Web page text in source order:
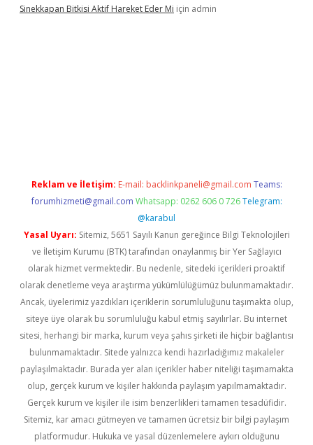
Sinekkapan Bitkisi Aktif Hareket Eder Mi için admin
Reklam ve İletişim: E-mail: backlinkpaneli@gmail.com Teams:
forumhizmeti@gmail.com Whatsapp: 0262 606 0 726 Telegram:
@karabul
Yasal Uyarı: Sitemiz, 5651 Sayılı Kanun gereğince Bilgi Teknolojileri
ve İletişim Kurumu (BTK) tarafından onaylanmış bir Yer Sağlayıcı
olarak hizmet vermektedir. Bu nedenle, sitedeki içerikleri proaktif
olarak denetleme veya araştırma yükümlülüğümüz bulunmamaktadır.
Ancak, üyelerimiz yazdıkları içeriklerin sorumluluğunu taşımakta olup,
siteye üye olarak bu sorumluluğu kabul etmiş sayılırlar. Bu internet
sitesi, herhangi bir marka, kurum veya şahıs şirketi ile hiçbir bağlantısı
bulunmamaktadır. Sitede yalnızca kendi hazırladığımız makaleler
paylaşılmaktadır. Burada yer alan içerikler haber niteliği taşımamakta
olup, gerçek kurum ve kişiler hakkında paylaşım yapılmamaktadır.
Gerçek kurum ve kişiler ile isim benzerlikleri tamamen tesadüfidir.
Sitemiz, kar amacı gütmeyen ve tamamen ücretsiz bir bilgi paylaşım
platformudur. Hukuka ve yasal düzenlemelere aykırı olduğunu